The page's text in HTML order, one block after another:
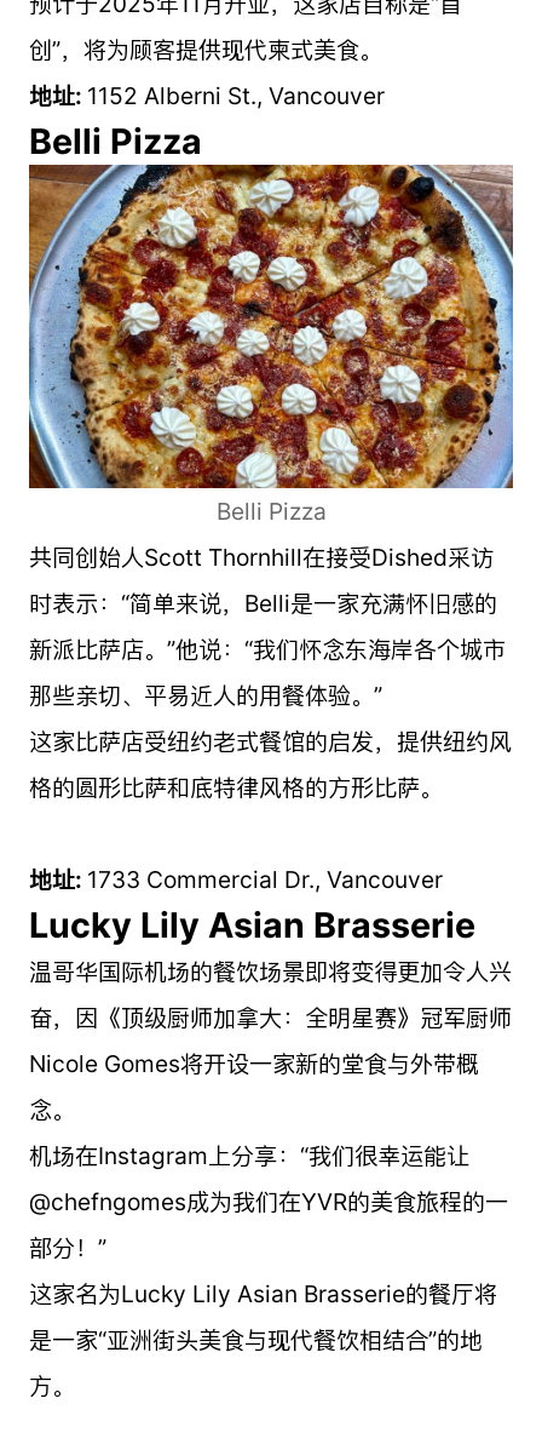
创”，将为顾客提供现代柬式美食。
地址: 1152 Alberni St., Vancouver
Belli Pizza
Belli Pizza
共同创始人Scott Thornhill在接受Dished采访
时表示：“简单来说，Belli是一家充满怀旧感的
新派比萨店。”他说：“我们怀念东海岸各个城市
那些亲切、平易近人的用餐体验。”
这家比萨店受纽约老式餐馆的启发，提供纽约风
格的圆形比萨和底特律风格的方形比萨。
地址: 1733 Commercial Dr., Vancouver
Lucky Lily Asian Brasserie
温哥华国际机场的餐饮场景即将变得更加令人兴
奋，因《顶级厨师加拿大：全明星赛》冠军厨师
Nicole Gomes将开设一家新的堂食与外带概
念。
机场在Instagram上分享：“我们很幸运能让
@chefngomes成为我们在YVR的美食旅程的一
部分！”
这家名为Lucky Lily Asian Brasserie的餐厅将
是一家“亚洲街头美食与现代餐饮相结合”的地
方。